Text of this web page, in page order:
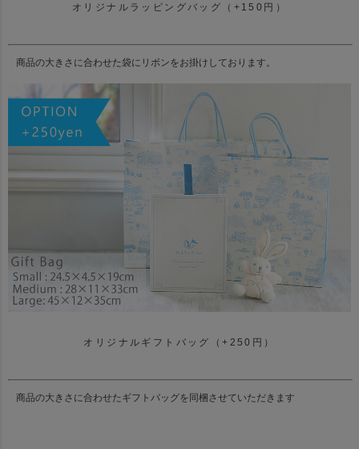
オリジナルラッピングバッグ（+150円）
商品の大きさに合わせた袋にリボンをお掛けしております。
オリジナルギフトバッグ（+250円）
商品の大きさに合わせたギフトバッグを同梱させていただきます